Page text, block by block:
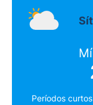
Períodos